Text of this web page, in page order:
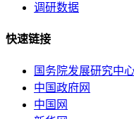
调研数据
快速链接
国务院发展研究中
中国政府网
中国网